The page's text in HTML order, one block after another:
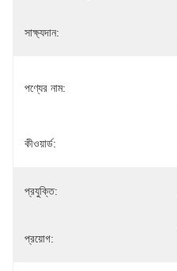
সাক্ষ্যদান:
পণ্যের নাম:
কীওয়ার্ড:
প্রযুক্তি:
প্রয়োগ: